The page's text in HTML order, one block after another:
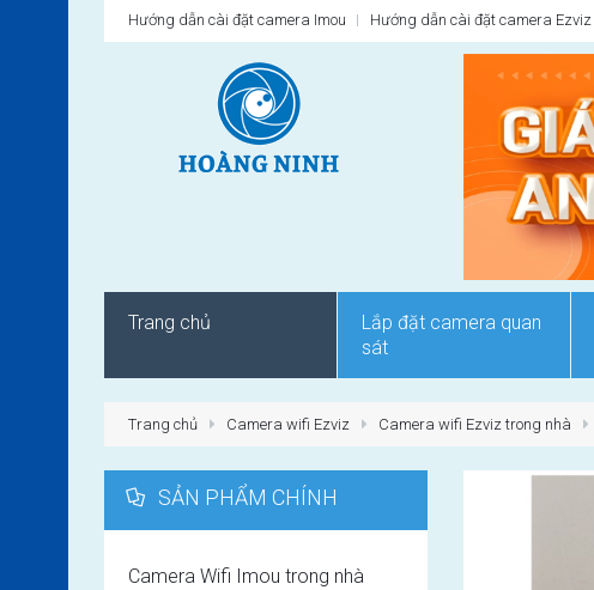
Hướng dẫn cài đặt camera Imou Hướng dẫn cài đặt camera Ezviz
Trang chủ
Lắp đặt camera quan
sát
Trang chủ Camera wifi Ezviz Camera wifi Ezviz trong nhà
SẢN PHẨM CHÍNH
Camera Wifi Imou trong nhà